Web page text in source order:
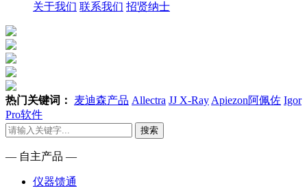
关于我们 联系我们 招贤纳士
热门关键词： 麦迪森产品 Allectra JJ X-Ray Apiezon阿佩佐 Igor
Pro软件
搜索
— 自主产品 —
仪器馈通